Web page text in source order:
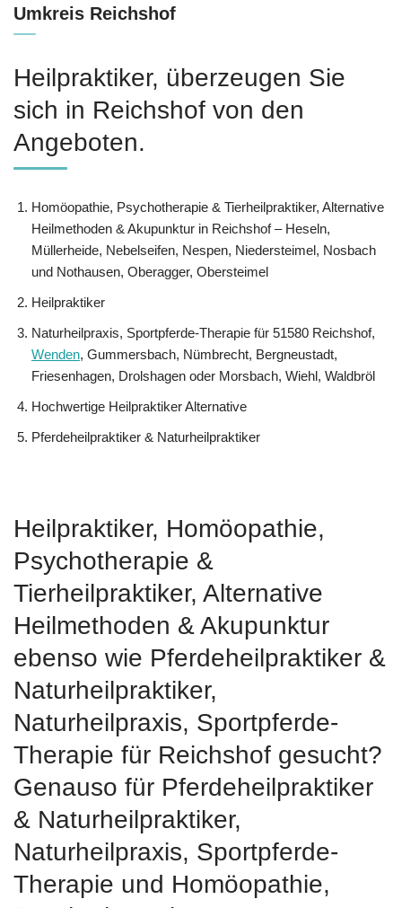
Umkreis Reichshof
Heilpraktiker, überzeugen Sie
sich in Reichshof von den
Angeboten.
‎Homöopathie, ‎Psychotherapie & ‎Tierheilpraktiker, Alternative
Heilmethoden & Akupunktur in Reichshof – Heseln,
Müllerheide, Nebelseifen, Nespen, Niedersteimel, Nosbach
und Nothausen, Oberagger, Obersteimel
Heilpraktiker
Naturheilpraxis, Sportpferde-Therapie für 51580 Reichshof,
Wenden, Gummersbach, Nümbrecht, Bergneustadt,
Friesenhagen, Drolshagen oder Morsbach, Wiehl, Waldbröl
Hochwertige Heilpraktiker Alternative
Pferdeheilpraktiker & Naturheilpraktiker
Heilpraktiker, ‎Homöopathie,
‎Psychotherapie &
‎Tierheilpraktiker, Alternative
Heilmethoden & Akupunktur
ebenso wie Pferdeheilpraktiker &
Naturheilpraktiker,
Naturheilpraxis, Sportpferde-
Therapie für Reichshof gesucht?
Genauso für Pferdeheilpraktiker
& Naturheilpraktiker,
Naturheilpraxis, Sportpferde-
Therapie und ‎Homöopathie,